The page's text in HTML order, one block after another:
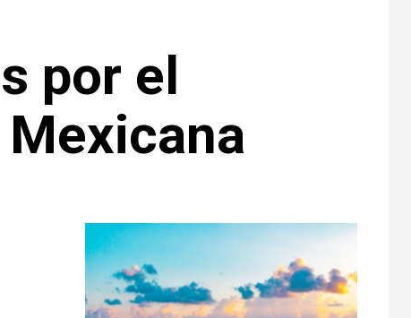
por el